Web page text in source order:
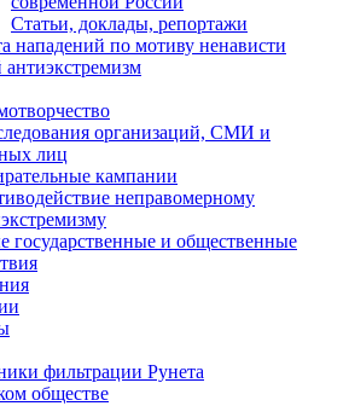
Статьи, доклады, репортажи
нападений по мотиву ненависти
организаций, СМИ и
лиц
кампании
неправомерному
государственные и общественные
фильтрации Рунета
обществе